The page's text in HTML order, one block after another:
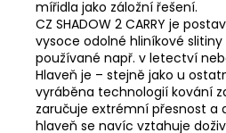
mířidla jako záložní řešení.
CZ SHADOW 2 CARRY je
vysoce odolné hliníkové slitiny
používané např. v letectví
Hlaveň je – stejně jako u
vyráběna technologií kování
zaručuje extrémní přesnost a
hlaveň se navíc vztahuje